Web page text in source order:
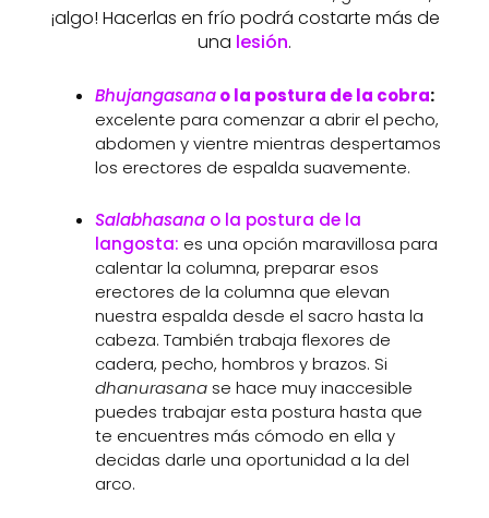
¡algo! Hacerlas en frío podrá costarte más de
una lesión.
Bhujangasanao la postura de la cobra:
excelente para comenzar a abrir el pecho,
abdomen y vientre mientras despertamos
los erectores de espalda suavemente.
Salabhasana o la postura de la
langosta: es una opción maravillosa para
calentar la columna, preparar esos
erectores de la columna que elevan
nuestra espalda desde el sacro hasta la
cabeza. También trabaja flexores de
cadera, pecho, hombros y brazos. Si
dhanurasana se hace muy inaccesible
puedes trabajar esta postura hasta que
te encuentres más cómodo en ella y
decidas darle una oportunidad a la del
arco.